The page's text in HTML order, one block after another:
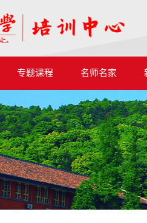
专题课程 名师名家